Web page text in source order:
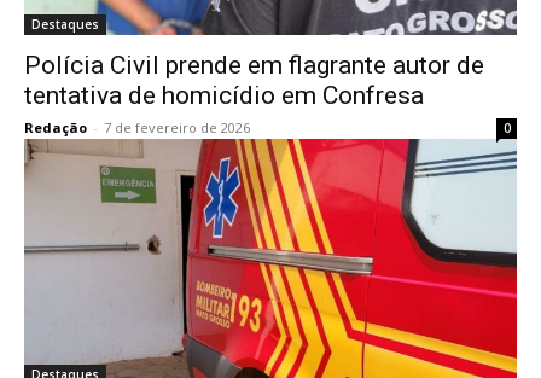
Destaques
Polícia Civil prende em flagrante autor de
tentativa de homicídio em Confresa
Redação - 7 de fevereiro de 2026 0
Destaques